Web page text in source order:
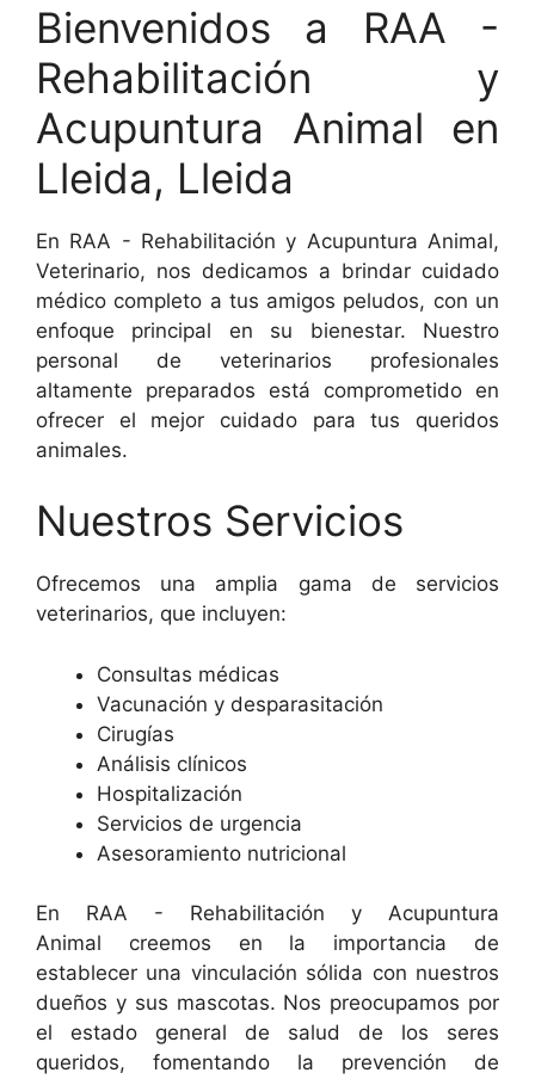
Bienvenidos a RAA -
Rehabilitación y
Acupuntura Animal en
Lleida, Lleida
En RAA - Rehabilitación y Acupuntura Animal,
Veterinario, nos dedicamos a brindar cuidado
médico completo a tus amigos peludos, con un
enfoque principal en su bienestar. Nuestro
personal de veterinarios profesionales
altamente preparados está comprometido en
ofrecer el mejor cuidado para tus queridos
animales.
Nuestros Servicios
Ofrecemos una amplia gama de servicios
veterinarios, que incluyen:
Consultas médicas
Vacunación y desparasitación
Cirugías
Análisis clínicos
Hospitalización
Servicios de urgencia
Asesoramiento nutricional
En RAA - Rehabilitación y Acupuntura
Animal creemos en la importancia de
establecer una vinculación sólida con nuestros
dueños y sus mascotas. Nos preocupamos por
el estado general de salud de los seres
queridos, fomentando la prevención de